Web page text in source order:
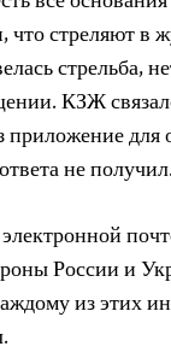
что стреляют в
стрельба,
КЗЖ
приложение для
не получил.
России и
из этих